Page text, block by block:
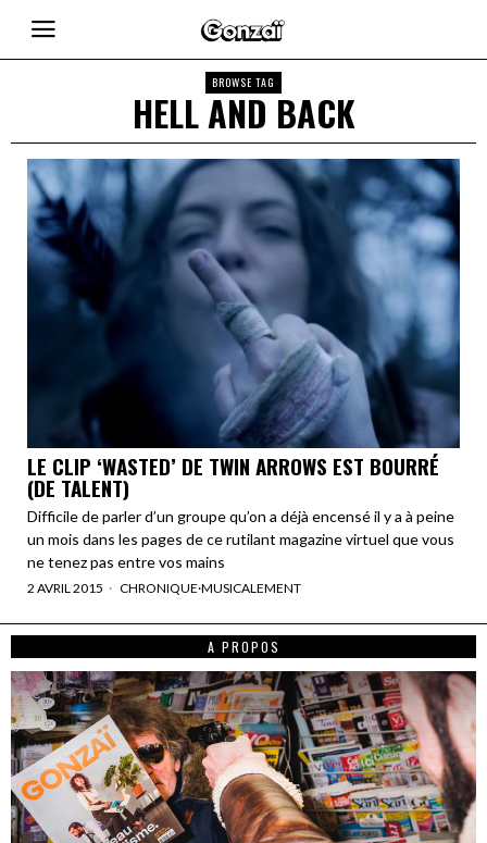
BROWSE TAG
HELL AND BACK
LE CLIP ‘WASTED’ DE TWIN ARROWS EST BOURRÉ
(DE TALENT)
Difficile de parler d’un groupe qu’on a déjà encensé il y a à peine
un mois dans les pages de ce rutilant magazine virtuel que vous
ne tenez pas entre vos mains
2 AVRIL 2015 CHRONIQUE·MUSICALEMENT
A PROPOS